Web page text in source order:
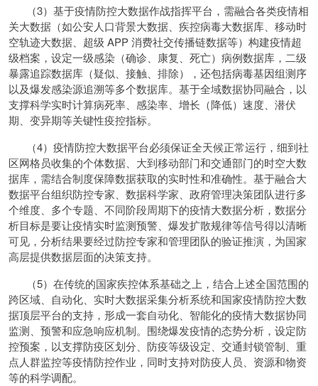
（3）基于疫情防控大数据作战指挥平台，需融合各类疫情相
关大数据（如公安人口背景大数据、疾控病毒大数据库、移动时
空轨迹大数据、超级 APP 消费社交传播链数据等）构建疫情超
级档案，设定一级感染（确诊、康复、死亡）病例数据库，二级
暴露追踪数据库（疑似、接触、排除），还包括病毒基因组测序
以及爆发感染源追溯等多个数据库。基于全域数据协同融合，以
支撑科学实时计算病死率、感染率、增长（降低）速度、潜伏
期、变异期等关键性疫控指标。
（4）疫情防控大数据平台必须保证全天候正常运行，细到社
区网格员收集的个体数据、大到移动部门和交通部门的时空大数
据库，需结合制度保障数据获取的实时性和准确性。基于融合大
数据平台组织防控专家、数据科学家、政府管理决策团队进行多
个维度、多个专题、不同阶段周期下的疫情大数据分析，数据分
析目标是要让疫情实时监测预警、爆发扩散规律等信号得以清晰
可见，分析结果要经过防控专家和管理团队的验证推演，为国家
高层提供数据层面的决策支持。
（5）在传统的国家疾控体系基础之上，结合上述全国范围的
跨区域、自动化、实时大数据采集分析系统和国家疫情防控大数
据顶层平台的支持，形成一套自动化、智能化的疫情大数据协同
监测、预警和应急响应机制。围绕爆发疫情的态势分析，设定防
控预案，以支撑防疫区划分、防疫等级设定、交通封锁管制、重
点人群监控等疫情防控作业，同时支持对防疫人员、资源和物资
等的科学调配。